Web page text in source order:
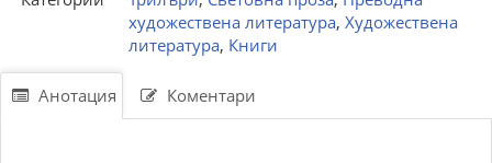
художествена литература, Художествена
литература, Книги
Анотация Коментари